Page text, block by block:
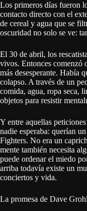
Los primeros días fueron
contacto directo con el
de cereal y agua que se
oscuridad no solo se ve:
El 30 de abril, los
vivos. Entonces comenzó
más desesperante. Había
colapso. A través de un
comida, agua, ropa seca,
objetos para resistir
Y entre aquellas
nadie esperaba: querían
Fighters. No era un
mente también necesita
puede ordenar el miedo
arriba todavía existe un
conciertos y vida.
La promesa de Dave Grohl